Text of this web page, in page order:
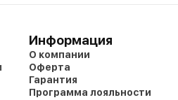
Информация
О компании
Оферта
Гарантия
Программа лояльности